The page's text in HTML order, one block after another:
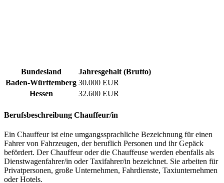
Bundesland
Jahresgehalt (Brutto)
Baden-Württemberg 30.000 EUR
Hessen
32.600 EUR
Berufsbeschreibung Chauffeur/in
Ein Chauffeur ist eine umgangssprachliche Bezeichnung für einen
Fahrer von Fahrzeugen, der beruflich Personen und ihr Gepäck
befördert. Der Chauffeur oder die Chauffeuse werden ebenfalls als
Dienstwagenfahrer/in oder Taxifahrer/in bezeichnet. Sie arbeiten für
Privatpersonen, große Unternehmen, Fahrdienste, Taxiunternehmen
oder Hotels.